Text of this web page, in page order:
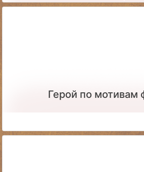
Герой по мотивам